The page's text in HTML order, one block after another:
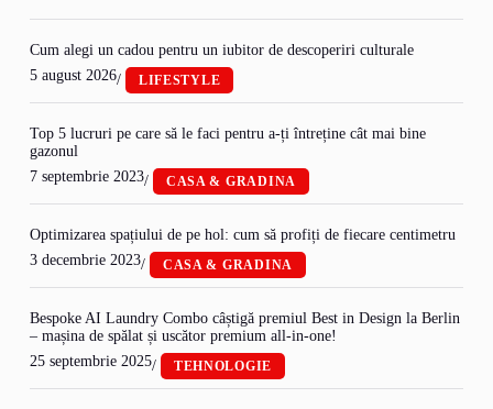
Cum alegi un cadou pentru un iubitor de descoperiri culturale
5 august 2026/ LIFESTYLE
Top 5 lucruri pe care să le faci pentru a-ți întreține cât mai bine
gazonul
7 septembrie 2023/ CASA & GRADINA
Optimizarea spațiului de pe hol: cum să profiți de fiecare centimetru
3 decembrie 2023/ CASA & GRADINA
Bespoke AI Laundry Combo câștigă premiul Best in Design la Berlin
– mașina de spălat și uscător premium all-in-one!
25 septembrie 2025/ TEHNOLOGIE